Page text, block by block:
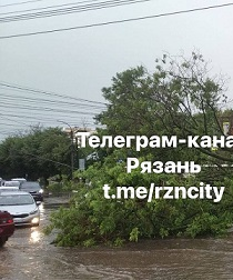
Перейти к основному содержанию